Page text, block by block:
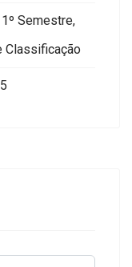
Semestre,
Classificação